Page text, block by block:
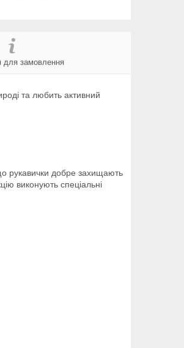
для замовлення
та любить активний
рукавички добре захищають
виконують спеціальні